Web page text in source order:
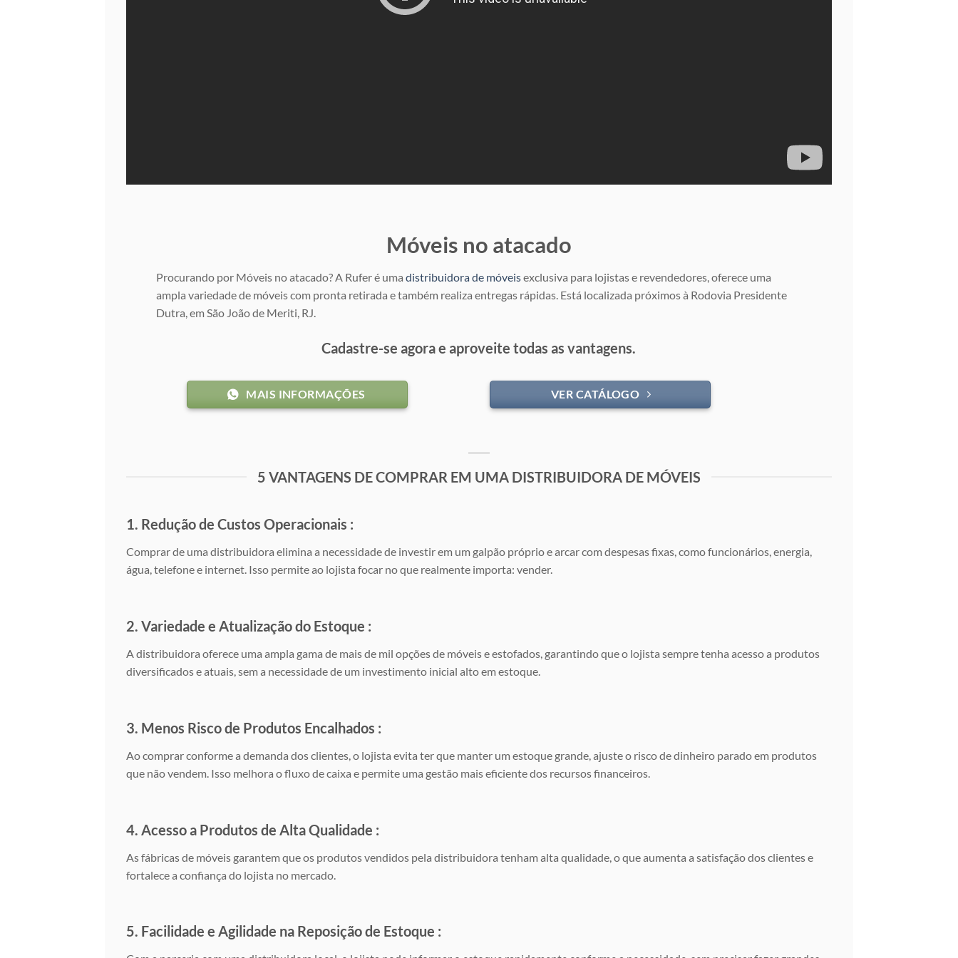
Móveis no atacado
Procurando por Móveis no atacado? A Rufer é uma distribuidora de móveisexclusiva para lojistas e revendedores, oferece uma
ampla variedade de móveis com pronta retirada e também realiza entregas rápidas. Está localizada próximos à Rodovia Presidente
Dutra, em São João de Meriti, RJ.
Cadastre-se agora e aproveite todas as vantagens.
MAIS INFORMAÇÕES VER CATÁLOGO
5 VANTAGENS DE COMPRAR EM UMA DISTRIBUIDORA DE MÓVEIS
1. Redução de Custos Operacionais :
Comprar de uma distribuidora elimina a necessidade de investir em um galpão próprio e arcar com despesas fixas, como funcionários, energia,
água, telefone e internet. Isso permite ao lojista focar no que realmente importa: vender.
2. Variedade e Atualização do Estoque :
A distribuidora oferece uma ampla gama de mais de mil opções de móveis e estofados, garantindo que o lojista sempre tenha acesso a produtos
diversificados e atuais, sem a necessidade de um investimento inicial alto em estoque.
3. Menos Risco de Produtos Encalhados :
Ao comprar conforme a demanda dos clientes, o lojista evita ter que manter um estoque grande, ajuste o risco de dinheiro parado em produtos
que não vendem. Isso melhora o fluxo de caixa e permite uma gestão mais eficiente dos recursos financeiros.
4. Acesso a Produtos de Alta Qualidade :
As fábricas de móveis garantem que os produtos vendidos pela distribuidora tenham alta qualidade, o que aumenta a satisfação dos clientes e
fortalece a confiança do lojista no mercado.
5. Facilidade e Agilidade na Reposição de Estoque :